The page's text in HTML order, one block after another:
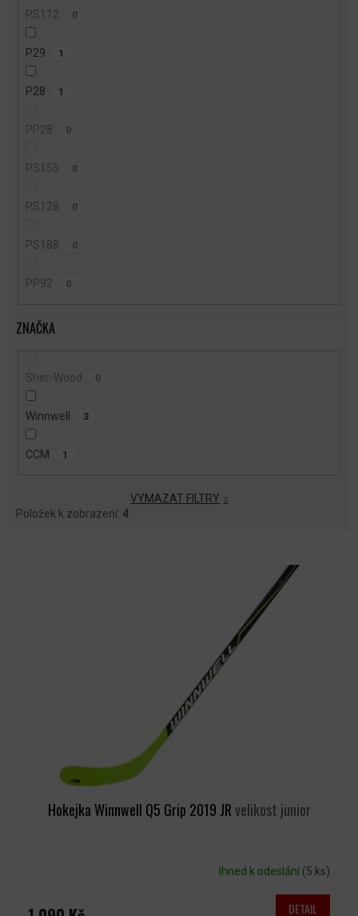
PS112 0
P29 1
P28 1
PP28 0
PS155 0
PS128 0
PS188 0
PP92 0
ZNAČKA
Sher-Wood 0
Winnwell 3
CCM 1
VYMAZAT FILTRY
Položek k zobrazení: 4
Hokejka Winnwell Q5 Grip 2019 JRvelikost junior
Ihned k odeslání (5 ks)
DETAIL